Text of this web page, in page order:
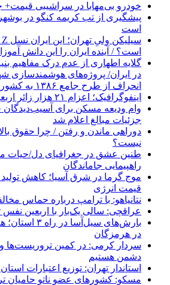
خودرو بی‌مهابا در سراشیبی
پیشگیری از تب کریمه کنگو در
است
است؟ / آینده ایران را این دانش
گلایه اطهاری از عدم درک مفاهیم
در ایران/ پروژه‌های هوشمندسازی
انحراف از طرح جامع ۱۳۸۶ به کشور آسیب زد
اینفوگرافیک؛ اعزام ۲۱ هزار زائر اربعین از آذربایجان‌شرقی
وام ودیعه مسکن برای
جزئیات مبالغ اعلام شد
دوراهی ماندن و رفتن / چرا حقوق
نیست؟
طنین عشق در جغرافیای دل/حیات
راهپیمایی جاماندگان
موج گرما در شرق آسیا؛ کاهش
قیمت انرژی
نتانیاهو: با ترامپ درباره حماس
عراقچی: سالی یک‌بار با اربعین نفس
بارش‌های
در هرمزگان
سردار کرمی: در کمین تروریست‌ها و
دشمن هستیم
استاندار تهران: توزیع اعتبارات
مسکو: کشورهای عضو ناتو حامیان